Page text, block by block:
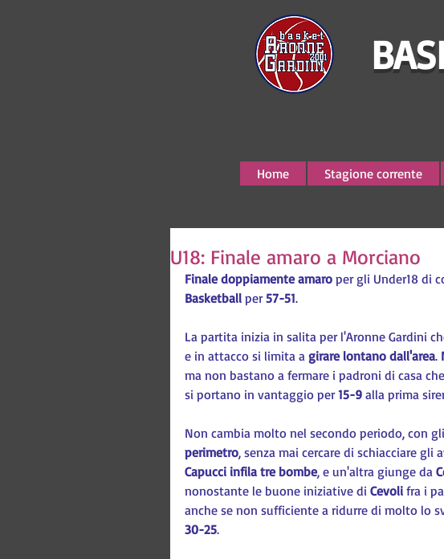
Home Stagione corrente
U18: Finale amaro a Morciano
Finale doppiamente amaro per gli Under18 di
Basketball per 57-51.
La partita inizia in salita per l'Aronne Gardini
e in attacco si limita a girare lontano dall'area.
ma non bastano a fermare i padroni di casa
si portano in vantaggio per 15-9 alla prima
Non cambia molto nel secondo periodo, con
perimetro, senza mai cercare di schiacciare gli
Capucci infila tre bombe, e un'altra giunge da
nonostante le buone iniziative di Cevoli fra i
anche se non sufficiente a ridurre di molto lo
30-25.